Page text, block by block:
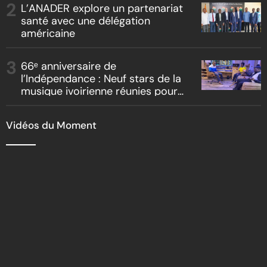
L’ANADER explore un partenariat
santé avec une délégation
américaine
66ᵉ anniversaire de
l’Indépendance : Neuf stars de la
musique ivoirienne réunies pour
Vidéos du Moment